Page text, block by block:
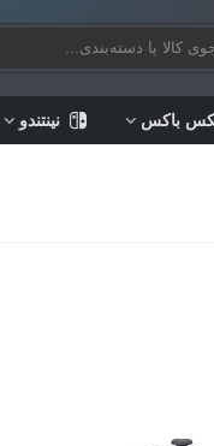
باکس نینتندو